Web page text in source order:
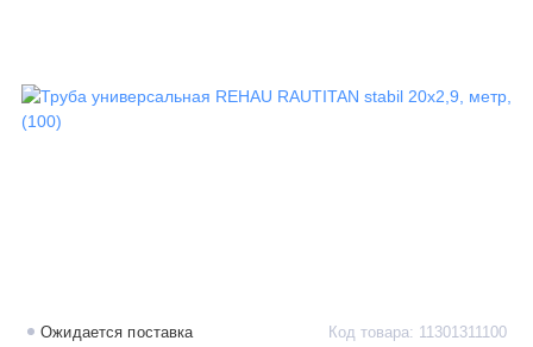
Ожидается поставка Код товара: 11301311100